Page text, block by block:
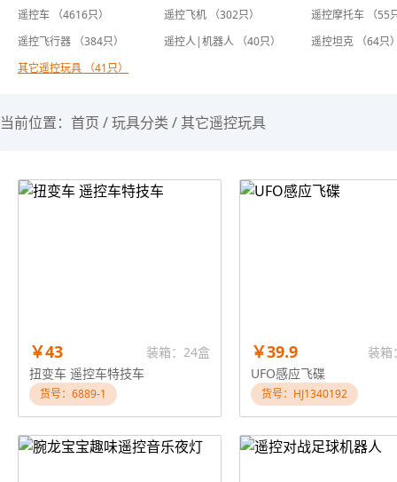
遥控车 （4616只） 遥控飞机 （302只）
遥控摩托车 （55
遥控飞行器 （384只）
遥控人|机器人 （40只）
遥控坦克 （64只
其它遥控玩具 （41只）
当前位置： 首页 /玩具分类 / 其它遥控玩具
￥43
装箱：24盒
扭变车 遥控车特技车
货号：6889-1
￥39.9
装箱
UFO感应飞碟
货号：HJ1340192